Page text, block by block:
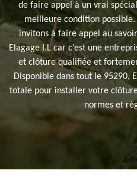
de faire appel à un vrai
meilleure condition possible.
invitons à faire appel au
Elagage I.L car c’est une
et clôture qualifiée et
Disponible dans tout le 95290,
totale pour installer votre
normes et